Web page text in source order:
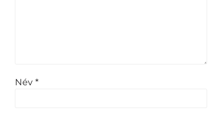
Név *